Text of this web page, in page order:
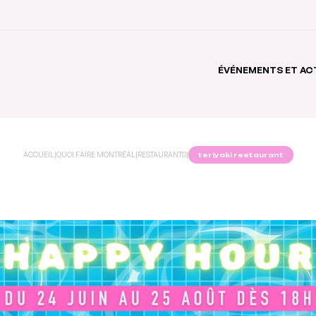
ÉVÉNEMENTS ET
ACCUEIL |QUOI FAIRE MONTRÉAL |RESTAURANTS| teriyaki restaurant